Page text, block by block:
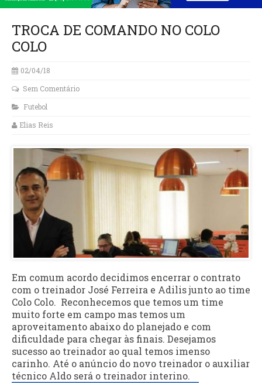
TROCA DE COMANDO NO COLO
COLO
02/04/18
Sem Comentário
Futebol
Elias Reis
Em comum acordo decidimos encerrar o contrato
com o treinador José Ferreira e Adilis junto ao time
Colo Colo. Reconhecemos que temos um time
muito forte em campo mas temos um
aproveitamento abaixo do planejado e com
dificuldade para chegar às finais. Desejamos
sucesso ao treinador ao qual temos imenso
carinho. Até o anúncio do novo treinador o auxiliar
técnico Aldo será o treinador interino.